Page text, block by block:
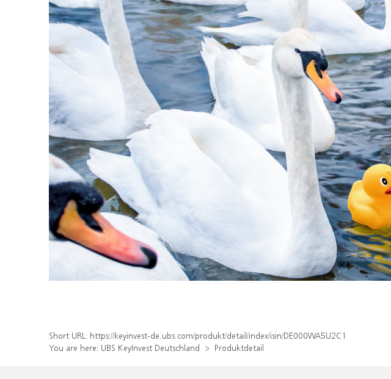
Short URL: https://keyinvest-de.ubs.com/produkt/detail/index/isin/DE000WA5U2C1
You are here: UBS KeyInvest Deutschland Produktdetail